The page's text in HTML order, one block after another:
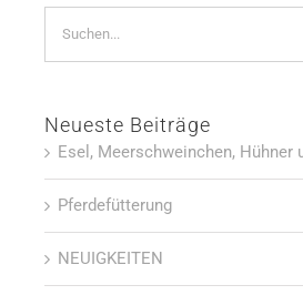
Neueste Beiträge
Esel, Meerschweinchen, Hühner
Pferdefütterung
NEUIGKEITEN